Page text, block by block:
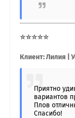
⭐⭐⭐⭐⭐
Клиент: Лилия |
Приятно
вариантов
Плов
Спасибо!